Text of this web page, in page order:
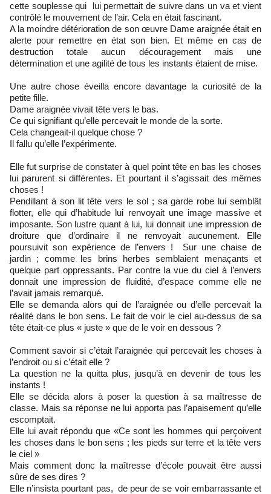
cette souplesse qui lui permettait de suivre dans un va et vient
contrôlé le mouvement de l’air. Cela en était fascinant.
A la moindre détérioration de son œuvre Dame araignée était en
alerte pour remettre en état son bien. Et même en cas de
destruction totale aucun découragement mais une
détermination et une agilité de tous les instants étaient de mise.
Une autre chose éveilla encore davantage la curiosité de la
petite fille.
Dame araignée vivait tête vers le bas.
Ce qui signifiant qu’elle percevait le monde de la sorte.
Cela changeait-il quelque chose ?
Il fallu qu’elle l’expérimente.
Elle fut surprise de constater à quel point tête en bas les choses
lui parurent si différentes. Et pourtant il s’agissait des mêmes
choses !
Pendillant à son lit tête vers le sol ; sa garde robe lui semblât
flotter, elle qui d’habitude lui renvoyait une image massive et
imposante. Son lustre quant à lui, lui donnait une impression de
droiture que d’ordinaire il ne renvoyait aucunement. Elle
poursuivit son expérience de l’envers ! Sur une chaise de
jardin ; comme les brins herbes semblaient menaçants et
quelque part oppressants. Par contre la vue du ciel à l’envers
donnait une impression de fluidité, d’espace comme elle ne
l’avait jamais remarqué.
Elle se demanda alors qui de l’araignée ou d’elle percevait la
réalité dans le bon sens. Le fait de voir le ciel au-dessus de sa
tête était-ce plus « juste » que de le voir en dessous ?
Comment savoir si c’était l’araignée qui percevait les choses à
l’endroit ou si c’était elle ?
La question ne la quitta plus, jusqu’à en devenir de tous les
instants !
Elle se décida alors à poser la question à sa maîtresse de
classe. Mais sa réponse ne lui apporta pas l’apaisement qu’elle
escomptait.
Elle lui avait répondu que «Ce sont les hommes qui perçoivent
les choses dans le bon sens ; les pieds sur terre et la tête vers
le ciel »
Mais comment donc la maîtresse d’école pouvait être aussi
sûre de ses dires ?
Elle n’insista pourtant pas, de peur de se voir embarrassante et